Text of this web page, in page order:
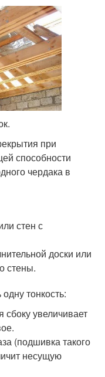
при
способности
чердака в
стен с
доски или
стены.
тонкость:
увеличивает
(подшивка такого
несущую